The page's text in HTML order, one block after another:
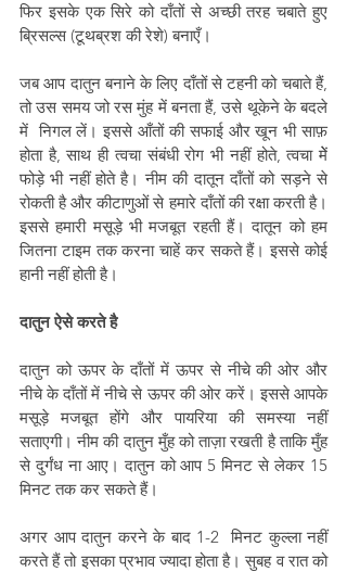
फिर इसके एक सिरे को दाँतों से अच्छी तरह चबाते हुए
ब्रिसल्स (टूथब्रश की रेशे) बनाएँ।
जब आप दातुन बनाने के लिए दाँतों से टहनी को चबाते हैं,
तो उस समय जो रस मुंह में बनता हैं, उसे थूकेने के बदले
में  निगल लें। इससे आँतों की सफाई और खून भी साफ़
होता है, साथ ही त्वचा संबंधी रोग भी नहीं होते, त्वचा मेें
फोड़े भी नहीं होते है। नीम की दातून दाँतों को सड़ने से
रोकती है और कीटाणुओं से हमारे दाँतों की रक्षा करती है।
इससे हमारी मसूड़े भी मजबूत रहती हैं। दातून को हम
जितना टाइम तक करना चाहें कर सकते हैं। इससे कोई
हानी नहीं होती है।
दातुन ऐसे करते है
दातुन को ऊपर के दाँतों में ऊपर से नीचे की ओर और
नीचे के दाँतों में नीचे से ऊपर की ओर करें। इससे आपके
मसूड़े मजबूत होंगे और पायरिया की समस्या नहीं
सताएगी। नीम की दातुन मुँह को ताज़ा रखती है ताकि मुँह
से दुर्गंध ना आए। दातुन को आप 5 मिनट से लेकर 15
मिनट तक कर सकते हैं।
अगर आप दातुन करने के बाद 1-2  मिनट कुल्ला नहीं
करते हैं तो इसका प्रभाव ज्यादा होता है। सुबह व रात को